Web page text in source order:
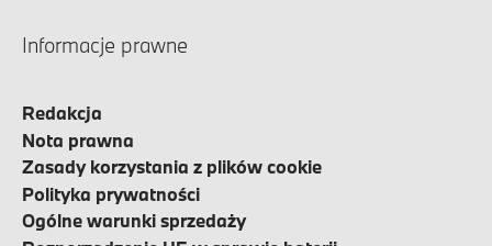
Informacje prawne
Redakcja
Nota prawna
Zasady korzystania z plików cookie
Polityka prywatności
Ogólne warunki sprzedaży